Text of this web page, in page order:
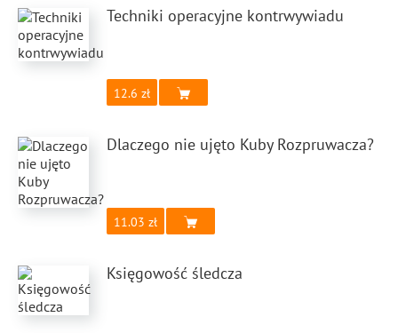
Techniki operacyjne kontrwywiadu
12.6
Dlaczego nie ujęto Kuby Rozpruwacza?
11.03
Księgowość śledcza